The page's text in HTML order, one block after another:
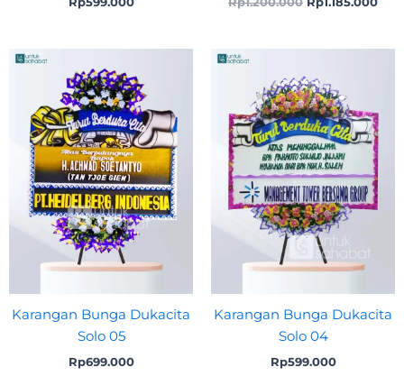
Karangan Bunga Dukacita
Solo 05
Rp699.000
Karangan Bunga Dukacita
Solo 04
Rp599.000